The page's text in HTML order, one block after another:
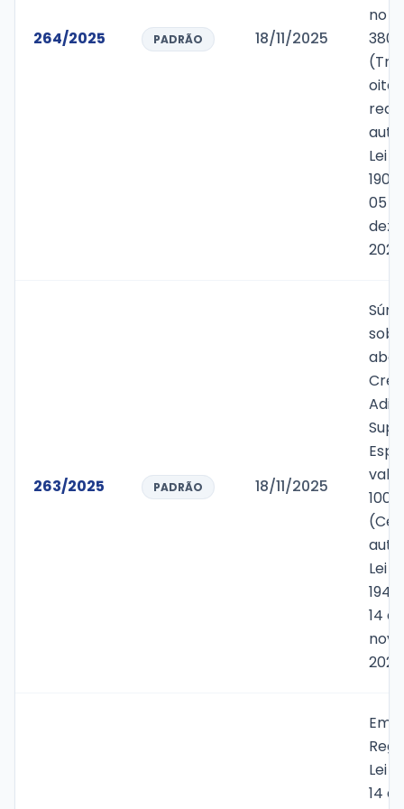
264/2025 PADRÃO 18/11/2025
no
Lei
05
263/2025 PADRÃO 18/11/2025
Lei
14 de
Lei
14